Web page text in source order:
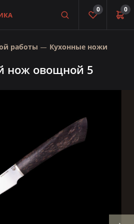
0
0
работы Кухонные ножи
нож овощной 5